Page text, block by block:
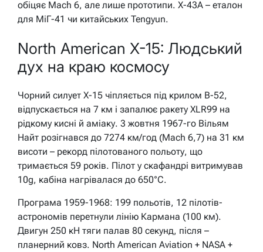
обіцяє Mach 6, але лише прототипи. X-43A – еталон
для МіГ-41 чи китайських Tengyun.
North American X-15: Людський
дух на краю космосу
Чорний силует X-15 чіпляється під крилом B-52,
відпускається на 7 км і запалює ракету XLR99 на
рідкому кисні й аміаку. 3 жовтня 1967-го Вільям
Найт розігнався до 7274 км/год (Mach 6,7) на 31 км
висоти – рекорд пілотованого польоту, що
тримається 59 років. Пілот у скафандрі витримував
10g, кабіна нагрівалася до 650°C.
Програма 1959-1968: 199 польотів, 12 пілотів-
астрономів перетнули лінію Кармана (100 км).
Двигун 250 кН тяги палав 80 секунд, після –
планерний ковз. North American Aviation + NASA +